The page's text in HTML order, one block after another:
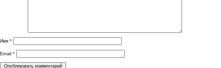
Имя *
Email *